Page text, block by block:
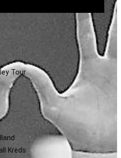
Tour
Kreds